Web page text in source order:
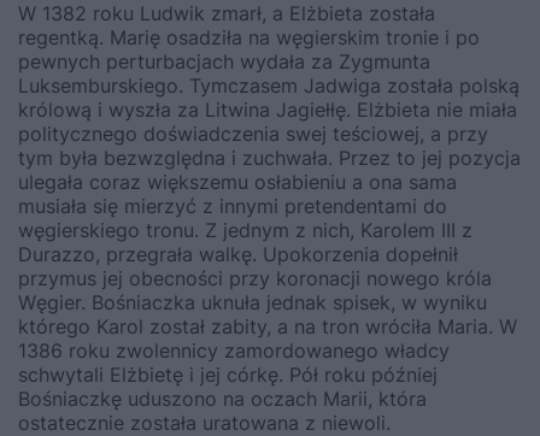
W 1382 roku Ludwik zmarł, a Elżbieta została
regentką. Marię osadziła na węgierskim tronie i po
pewnych perturbacjach wydała za Zygmunta
Luksemburskiego. Tymczasem Jadwiga została polską
królową i wyszła za Litwina Jagiełłę. Elżbieta nie miała
politycznego doświadczenia swej teściowej, a przy
tym była bezwzględna i zuchwała. Przez to jej pozycja
ulegała coraz większemu osłabieniu a ona sama
musiała się mierzyć z innymi pretendentami do
węgierskiego tronu. Z jednym z nich, Karolem III z
Durazzo, przegrała walkę. Upokorzenia dopełnił
przymus jej obecności przy koronacji nowego króla
Węgier. Bośniaczka uknuła jednak spisek, w wyniku
którego Karol został zabity, a na tron wróciła Maria. W
1386 roku zwolennicy zamordowanego władcy
schwytali Elżbietę i jej córkę. Pół roku później
Bośniaczkę uduszono na oczach Marii, która
ostatecznie została uratowana z niewoli.